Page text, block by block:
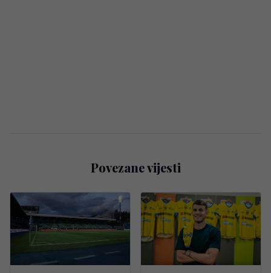
Povezane vijesti